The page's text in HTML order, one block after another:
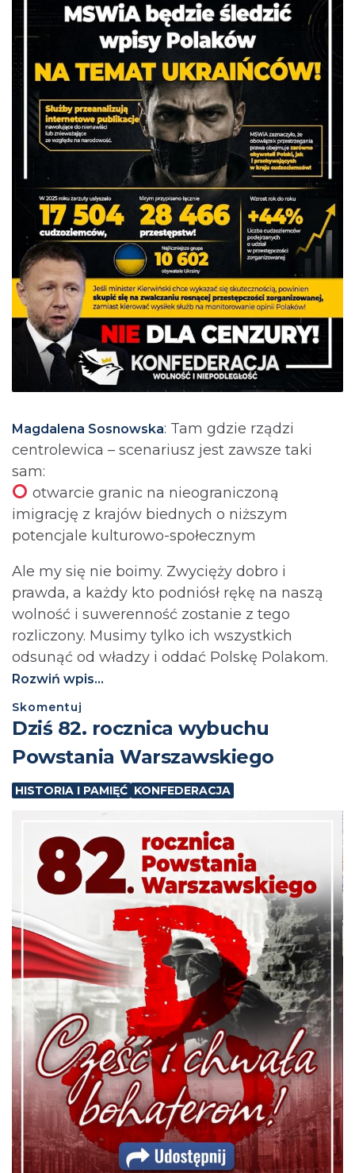
Magdalena Sosnowska: Tam gdzie rządzi
centrolewica – scenariusz jest zawsze taki
sam:
otwarcie granic na nieograniczoną
imigrację z krajów biednych o niższym
potencjale kulturowo-społecznym
Ale my się nie boimy. Zwycięży dobro i
prawda, a każdy kto podniósł rękę na naszą
wolność i suwerenność zostanie z tego
rozliczony. Musimy tylko ich wszystkich
odsunąć od władzy i oddać Polskę Polakom.
Rozwiń wpis...
Skomentuj
Dziś 82. rocznica wybuchu
Powstania Warszawskiego
HISTORIA I PAMIĘĆ KONFEDERACJA